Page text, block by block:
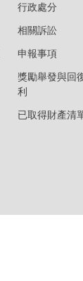
行政處分
相關訴訟
申報事項
獎勵舉發與回
利
已取得財產清